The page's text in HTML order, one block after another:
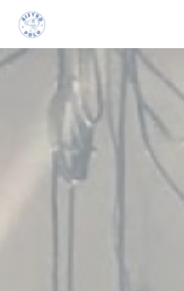
Personnalisation de vos choix en